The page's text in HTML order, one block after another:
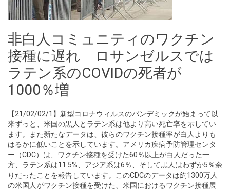
非白人コミュニティのワクチン
接種に遅れ ロサンゼルスでは
ラテン系のCOVIDの死者が
1000％増
【21/02/02/1】新型コロナウィルスのパンデミックが始まって以
来ずっと、米国の黒人とラテン系は他より高い死亡率を示してい
ます。また新たなデータは、彼らのワクチン接種率が白人よりも
はるかに低いことを示しています。アメリカ疾病予防管理センタ
ー（CDC）は、ワクチン接種を受けた60％以上が白人だった一
方、ラテン系は11.5%、アジア系は6％、そして黒人はわずか5％余
りだったことを報告しています。このCDCのデータは約1300万人
の米国人がワクチン接種を受けた、米国におけるワクチン接種展